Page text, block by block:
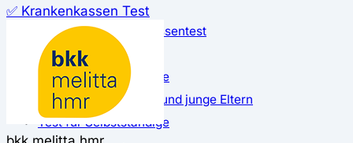
✅ Krankenkassen Test
Der große Krankenkassentest
Test für Studierende
Test für Auszubildende
Test für Schwangere und junge Eltern
Test für Selbstständige